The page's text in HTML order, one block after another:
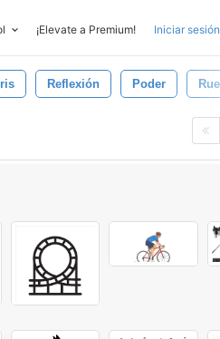
¡Elevate a Premium! Iniciar sesión
Reflexión Poder